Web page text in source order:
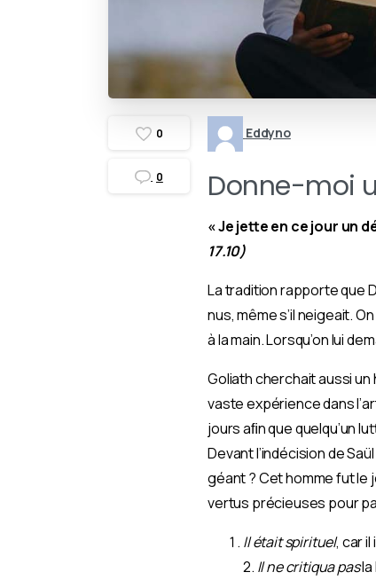
0
0
Eddyno
Donne-moi
« Je jette en ce jour un
17.10)
La tradition rapporte que
nus, même s’il neigeait.
à la main. Lorsqu’on lui
Goliath cherchait aussi
vaste expérience dans
jours aﬁn que quelqu’un
Devant l’indécision de
géant ? Cet homme fut le
vertus précieuses pour
Il était spirituel, car
2. Il ne critiqua pasla